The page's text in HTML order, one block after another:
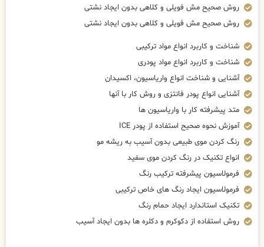
روش صحیح مش فویلی و کلاهی بدون ایجاد نشتی
روش صحیح مش فویلی و کلاهی بدون ایجاد نشتی
شناخت و کاربرد انواع مواد ترکیبی
شناخت و کاربرد انواع مواد پودری
آشنایی و شناخت انواع واریاسیون، اکسیدان
آشنایی انواع پودر فانتزی و روش کار با آنها
متد پیشرفته کار با واریاسیون ها
آموزش نحوه صحیح استفاده از پودر ICE
رنگ کردن موی طبیعی بدون آسیب به ریشه مو
انواع تکنیک در رنگ کردن موی سفید
فرمولاسیون پیشرفته ترکیب رنگ
فرمولاسیون ایجاد رنگ های خاص ترکیبی
تکنیک استاندارد ایجاد حمام رنگ
روش استفاده از دکوکرم و دکلره ها بدون ایجاد آسیب